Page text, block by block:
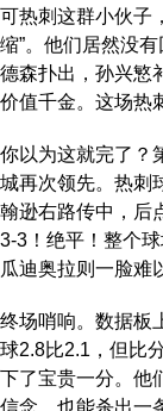
可热刺这群小伙子
缩”。他们居然没
德森扑出，孙兴慜
价值千金。这场热
你以为这就完了？
城再次领先。热刺
翰逊右路传中，后
3-3！绝平！整个
瓜迪奥拉则一脸难
终场哨响。数据板
球2.8比2.1，但比
下了宝贵一分。他
信念，也能杀出一